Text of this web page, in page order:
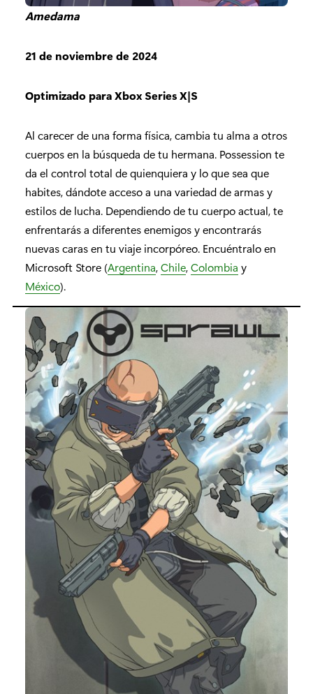
Amedama
21 de noviembre de 2024
Optimizado para Xbox Series X|S
Al carecer de una forma física, cambia tu alma a otros
cuerpos en la búsqueda de tu hermana. Possession te
da el control total de quienquiera y lo que sea que
habites, dándote acceso a una variedad de armas y
estilos de lucha. Dependiendo de tu cuerpo actual, te
enfrentarás a diferentes enemigos y encontrarás
nuevas caras en tu viaje incorpóreo. Encuéntralo en
Microsoft Store (Argentina,Chile,Colombia y
México).